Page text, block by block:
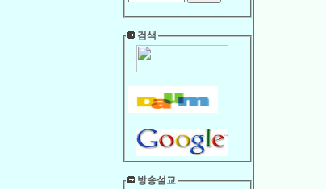
검색
방송설교